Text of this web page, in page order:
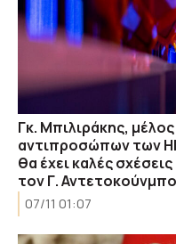
Γκ. Μπιλιράκης,
αντιπροσώπων των
θα έχει καλές
τον Γ. Αντετοκούνμπο
07/11 01:07